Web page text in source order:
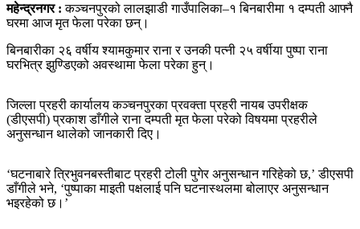
महेन्द्रनगर : कञ्चनपुरको लालझाडी गाउँपालिका–१ बिनबारीमा १ दम्पती आफ्नै
घरमा आज मृत फेला परेका छन्।
बिनबारीका २६ वर्षीय श्यामकुमार राना र उनकी पत्नी २५ वर्षीया पुष्पा राना
घरभित्र झुण्डिएको अवस्थामा फेला परेका हुन्।
जिल्ला प्रहरी कार्यालय कञ्चनपुरका प्रवक्ता प्रहरी नायब उपरीक्षक
(डीएसपी) प्रकाश डाँगीले राना दम्पती मृत फेला परेको विषयमा प्रहरीले
अनुसन्धान थालेको जानकारी दिए।
‘घटनाबारे त्रिभुवनबस्तीबाट प्रहरी टोली पुगेर अनुसन्धान गरिहेको छ,’ डीएसपी
डाँगीले भने, ‘पुष्पाका माइती पक्षलाई पनि घटनास्थलमा बोलाएर अनुसन्धान
भइरहेको छ।’